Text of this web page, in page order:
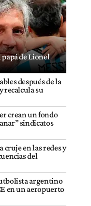
de Lionel
después de la
recalcula su
crean un fondo
sindicatos
en las redes y
del
argentino
en un aeropuerto